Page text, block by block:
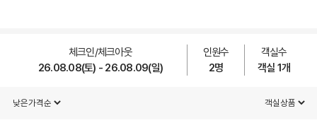
체크인/체크아웃
26.08.08(토) - 26.08.09(일)
인원수
2명
객실수
객실 1개